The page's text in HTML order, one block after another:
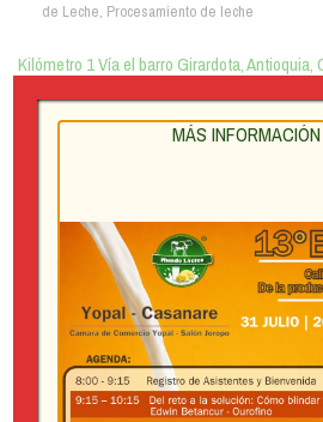
de Leche, Procesamiento de leche
Kilómetro 1 Vía el barro Girardota, Antioquia,
6654 (+574) 321 834 5279 Instagram X
productos TECNILAC Willgo […]
MÁS